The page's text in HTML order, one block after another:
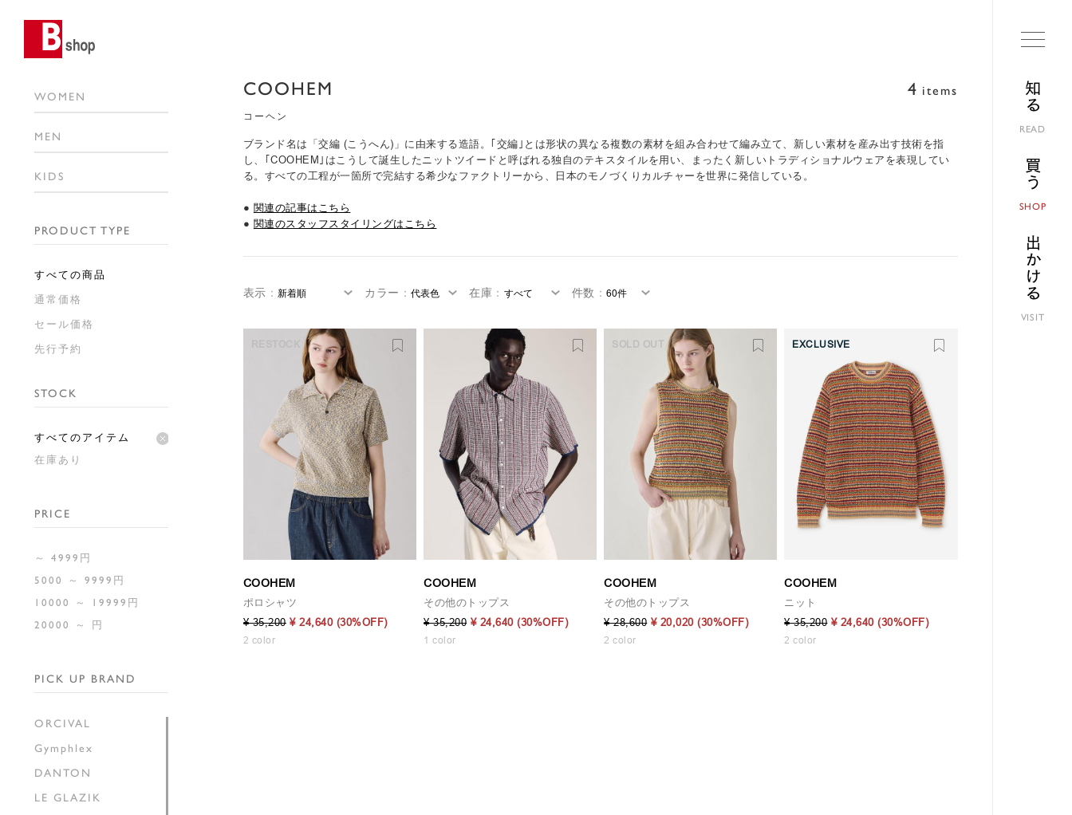
知る
READ
買う
SHOP
出かける
VISIT
COOHEM
コーヘン
4 items
ブランド名は「交編 (こうへん)」に由来する造語。｢交編｣とは形状の異なる複数の素材を組み合わせて編み立て、新しい素材を産み出す技術を指
し、｢COOHEM｣はこうして誕生したニットツイードと呼ばれる独自のテキスタイルを用い、まったく新しいトラディショナルウェアを表現してい
る。すべての工程が一箇所で完結する希少なファクトリーから、日本のモノづくりカルチャーを世界に発信している。
● 関連の記事はこちら
● 関連のスタッフスタイリングはこちら
WOMEN
MEN
KIDS
PRODUCT TYPE
すべての商品
通常価格
セール価格
先行予約
STOCK
すべてのアイテム
在庫あり
PRICE
～ 4999円
5000 ～ 9999円
10000 ～ 19999円
20000 ～ 円
PICK UP BRAND
ORCIVAL
Gymphlex
DANTON
LE GLAZIK
表示 ： カラー ： 在庫 ： 件数 ：
COOHEM
ポロシャツ
¥ 35,200 ¥ 24,640 (30%OFF)
2 color
COOHEM
その他のトップス
¥ 35,200 ¥ 24,640 (30%OFF)
1 color
SOLD OUT
COOHEM
その他のトップス
¥ 28,600 ¥ 20,020 (30%OFF)
2 color
EXCLUSIVE
COOHEM
ニット
¥ 35,200 ¥ 24,640 (30%OFF)
2 color